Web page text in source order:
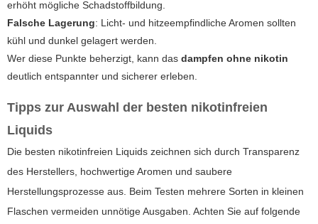
erhöht mögliche Schadstoffbildung.
Falsche Lagerung: Licht- und hitzeempfindliche Aromen sollten
kühl und dunkel gelagert werden.
Wer diese Punkte beherzigt, kann das dampfen ohne nikotin
deutlich entspannter und sicherer erleben.
Tipps zur Auswahl der besten nikotinfreien
Liquids
Die besten nikotinfreien Liquids zeichnen sich durch Transparenz
des Herstellers, hochwertige Aromen und saubere
Herstellungsprozesse aus. Beim Testen mehrere Sorten in kleinen
Flaschen vermeiden unnötige Ausgaben. Achten Sie auf folgende